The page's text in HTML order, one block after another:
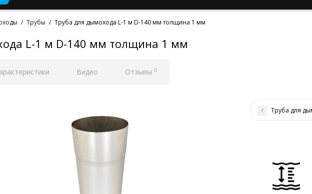
Трубы Труба для дымохода L-1 м D-140 мм толщина 1 мм
L-1 м D-140 мм толщина 1 мм
Видео Отзывы 0
Труба для